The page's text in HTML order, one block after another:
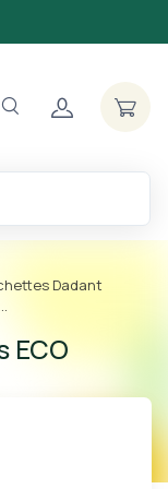
Dadant
ECO